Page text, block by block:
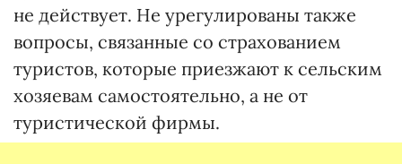
не действует. Не урегулированы также
вопросы, связанные со страхованием
туристов, которые приезжают к сельским
хозяевам самостоятельно, а не от
туристической фирмы.